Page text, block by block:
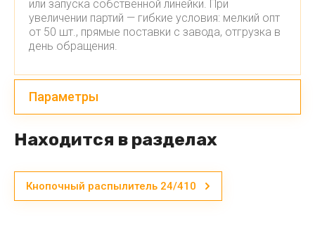
или запуска собственной линейки. При
увеличении партий — гибкие условия: мелкий опт
от 50 шт., прямые поставки с завода, отгрузка в
день обращения.
Параметры
Находится в разделах
Кнопочный распылитель 24/410